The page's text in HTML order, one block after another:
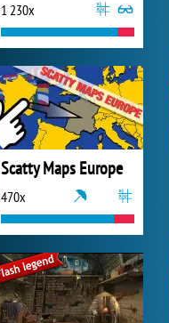
1 230x
Scatty Maps Europe
470x